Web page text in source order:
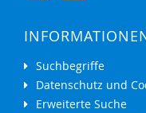
Suchbegriffe
Datenschutz und
Erweiterte Suche